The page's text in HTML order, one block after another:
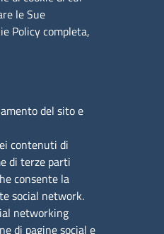
Artigianato e
elettroniche: UFPXFS
le Sue
Policy completa,
del sito e
contenuti di
di terze parti
consente la
social network.
networking
di pagine social e